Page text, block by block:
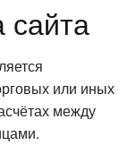
сайта
или иных
между